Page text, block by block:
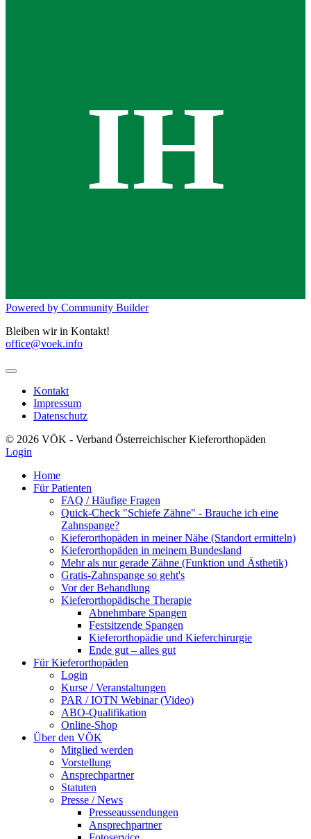
IH
Powered by Community Builder
Bleiben wir in Kontakt!
office@voek.info
Kontakt
Impressum
Datenschutz
© 2026 VÖK - Verband Österreichischer Kieferorthopäden
Login
Home
Für Patienten
FAQ / Häufige Fragen
Quick-Check "Schiefe Zähne" - Brauche ich eine
Zahnspange?
Kieferorthopäden in meiner Nähe (Standort ermitteln)
Kieferorthopäden in meinem Bundesland
Mehr als nur gerade Zähne (Funktion und Ästhetik)
Gratis-Zahnspange so geht's
Vor der Behandlung
Kieferorthopädische Therapie
Abnehmbare Spangen
Festsitzende Spangen
Kieferorthopädie und Kieferchirurgie
Ende gut – alles gut
Für Kieferorthopäden
Login
Kurse / Veranstaltungen
PAR / IOTN Webinar (Video)
ABO-Qualifikation
Online-Shop
Über den VÖK
Mitglied werden
Vorstellung
Ansprechpartner
Statuten
Presse / News
Presseaussendungen
Ansprechpartner